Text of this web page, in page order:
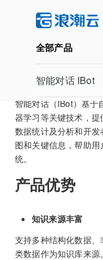
全部产品
智能对话 IBot
产品介绍
智能对话（IBot）基于
器学习等关键技术，提
数据统计及分析和开
图和关键信息，帮助
统。
产品优势
知识来源丰富
支持多种结构化数据
类数据作为知识库来源。